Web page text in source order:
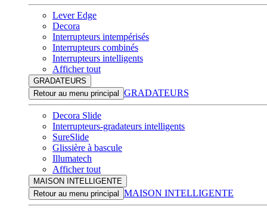
Lever Edge
Decora
Interrupteurs intempérisés
Interrupteurs combinés
Interrupteurs intelligents
Afficher tout
GRADATEURS
Retour au menu principal
GRADATEURS
Decora Slide
Interrupteurs-gradateurs intelligents
SureSlide
Glissière à bascule
Illumatech
Afficher tout
MAISON INTELLIGENTE
Retour au menu principal
MAISON INTELLIGENTE